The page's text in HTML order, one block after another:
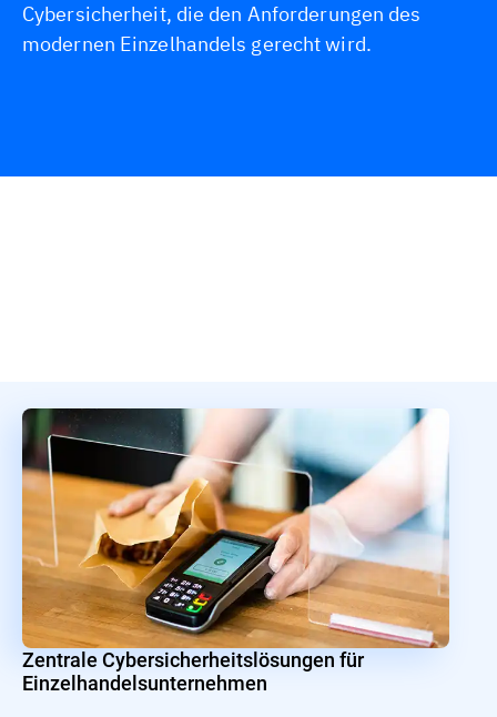
Cybersicherheit, die den Anforderungen des
modernen Einzelhandels gerecht wird.
Zentrale Cybersicherheitslösungen für
Einzelhandelsunternehmen